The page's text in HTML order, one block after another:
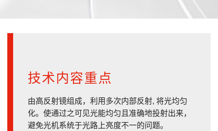
技术内容重点
由高反射镜组成，利用多次内部反射, 将光均匀
化。使通过之可见光能均匀且准确地投射出来，
避免光机系统于光路上亮度不一的问题。